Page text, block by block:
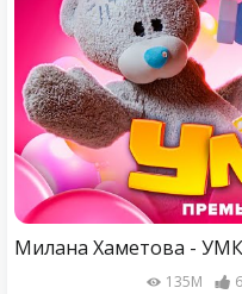
Милана Хаметова -
135M